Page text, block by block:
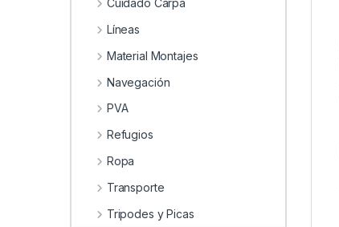
Cuidado Carpa
Líneas
Material Montajes
Navegación
PVA
Refugios
Ropa
Transporte
Tripodes y Picas